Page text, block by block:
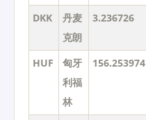
DKK
丹麦
克朗
3.236726
HUF
匈牙
利福
林
156.253974